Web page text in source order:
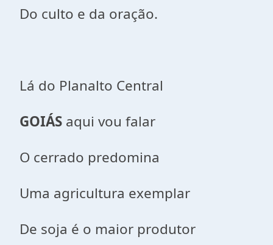
Do culto e da oração.
Lá do Planalto Central
GOIÁS aqui vou falar
O cerrado predomina
Uma agricultura exemplar
De soja é o maior produtor